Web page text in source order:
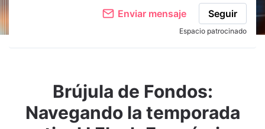
Enviar mensaje Seguir
Espacio patrocinado
Brújula de Fondos:
Navegando la temporada